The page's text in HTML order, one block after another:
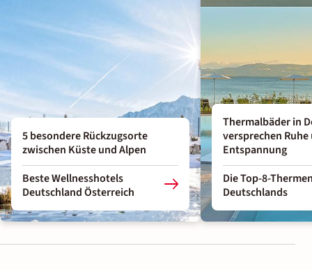
5 besondere Rückzugsorte
zwischen Küste und Alpen
Beste Wellnesshotels
Deutschland Österreich
Thermalbäder in
versprechen Ruhe
Entspannung
Die Top-8-
Deutschlands